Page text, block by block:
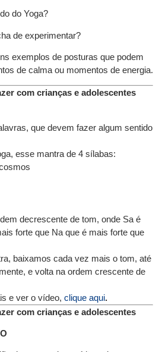
do Yoga?
de experimentar?
exemplos de posturas que podem
de calma ou momentos de energia.
com crianças e adolescentes
que devem fazer algum sentido
esse mantra de 4 sílabas:
decrescente de tom, onde Sa é
forte que Na que é mais forte que
baixamos cada vez mais o tom, até
e volta na ordem crescente de
e ver o vídeo, clique aqui.
com crianças e adolescentes